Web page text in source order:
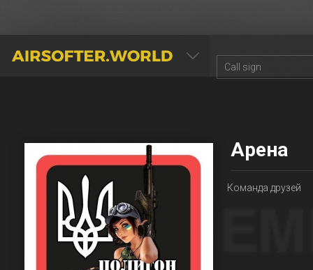
AIRSOFTER.WORLD
Арена
Команда друзей